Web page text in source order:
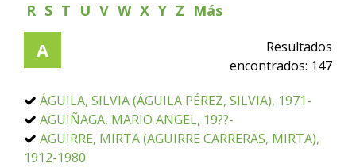
R S T U V W X Y Z Más
A
Resultados
encontrados: 147
ÁGUILA, SILVIA (ÁGUILA PÉREZ, SILVIA), 1971-
AGUIÑAGA, MARIO ANGEL, 19??-
AGUIRRE, MIRTA (AGUIRRE CARRERAS, MIRTA),
1912-1980